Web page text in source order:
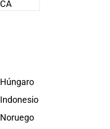
Húngaro
Indonesio
Noruego